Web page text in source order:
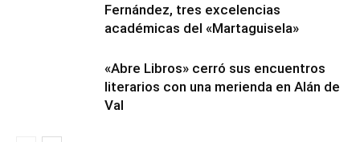
Fernández, tres excelencias
académicas del «Martaguisela»
«Abre Libros» cerró sus encuentros
literarios con una merienda en Alán de
Val